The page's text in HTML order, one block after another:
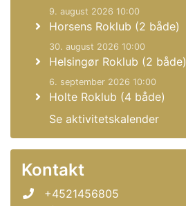
9. august 2026 10:00
Horsens Roklub (2 både)
30. august 2026 10:00
Helsingør Roklub (2 både)
6. september 2026 10:00
Holte Roklub (4 både)
Se aktivitetskalender
Kontakt
+4521456805